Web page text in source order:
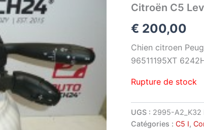
Citroën C5
€ 200,00
Chien citroen
96511195XT
Rupture de stock
UGS : 2995-A2_K32
Catégories : C5 I,